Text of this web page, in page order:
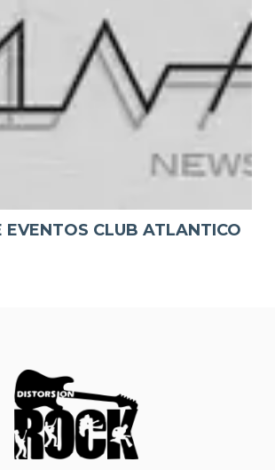
EVENTOS CLUB ATLANTICO